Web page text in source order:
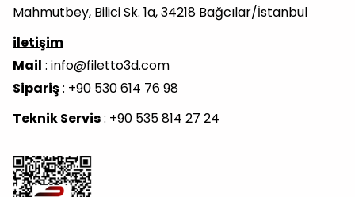
Mahmutbey, Bilici Sk. 1a, 34218 Bağcılar/İstanbul
iletişim
Mail : info@filetto3d.com
Sipariş: +90 530 614 76 98
Teknik Servis: +90 535 814 27 24